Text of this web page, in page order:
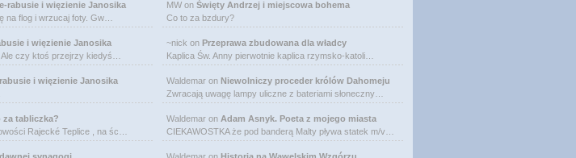
rabusie i więzienie Janosika
na flog i wrzucaj foty. Gw…
i więzienie Janosika
Ale czy ktoś przejrzy kiedyś…
i więzienie Janosika
za tabliczka?
Rajecké Teplice , na śc…
MW on Święty Andrzej i miejscowa bohema
Co to za bzdury?
~nick on Przeprawa zbudowana dla władcy
Kaplica Św. Anny pierwotnie kaplica rzymsko-katoli…
Waldemar on Niewolniczy proceder królów Dahomeju
Zwracają uwagę lampy uliczne z bateriami słoneczny…
Waldemar on Adam Asnyk. Poeta z mojego miasta
CIEKAWOSTKA że pod banderą Malty pływa statek m/v…